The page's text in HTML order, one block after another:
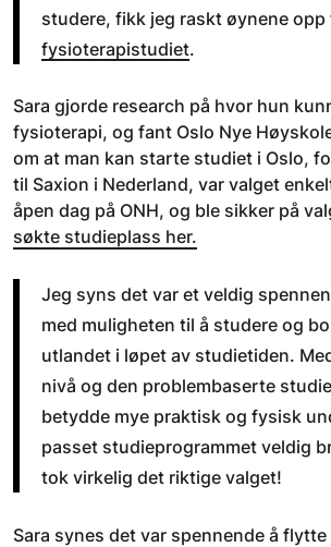
studere, fikk jeg raskt øynene opp
fysioterapistudiet.
Sara gjorde research på hvor hun
fysioterapi, og fant Oslo Nye
om at man kan starte studiet i Oslo,
til Saxion i Nederland, var valget
åpen dag på ONH, og ble sikker på
søkte studieplass her.
Jeg syns det var et veldig
med muligheten til å studere og
utlandet i løpet av studietiden.
nivå og den problembaserte
betydde mye praktisk og fysisk
passet studieprogrammet veldig
tok virkelig det riktige valget!
Sara synes det var spennende å